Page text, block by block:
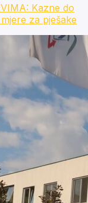
Kazne do
za pješake